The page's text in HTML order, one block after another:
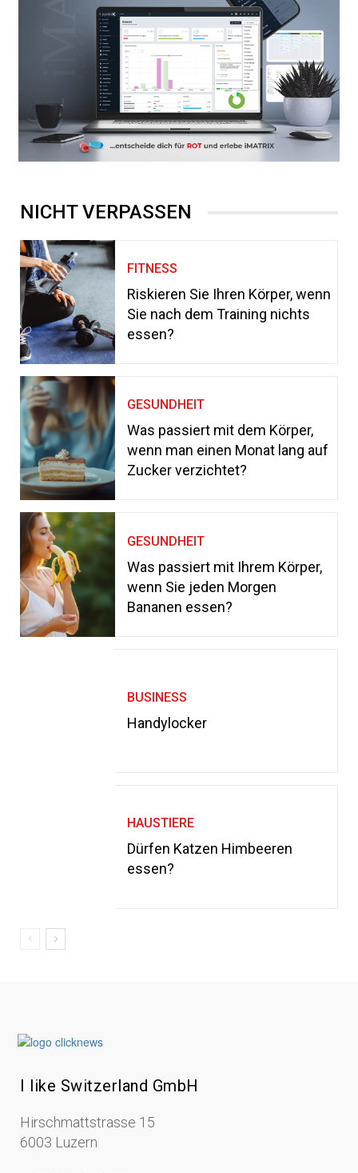
NICHT VERPASSEN
FITNESS
Riskieren Sie Ihren Körper, wenn
Sie nach dem Training nichts
essen?
GESUNDHEIT
Was passiert mit dem Körper,
wenn man einen Monat lang auf
Zucker verzichtet?
GESUNDHEIT
Was passiert mit Ihrem Körper,
wenn Sie jeden Morgen
Bananen essen?
BUSINESS
Handylocker
HAUSTIERE
Dürfen Katzen Himbeeren
essen?
I like Switzerland GmbH
Hirschmattstrasse 15
6003 Luzern